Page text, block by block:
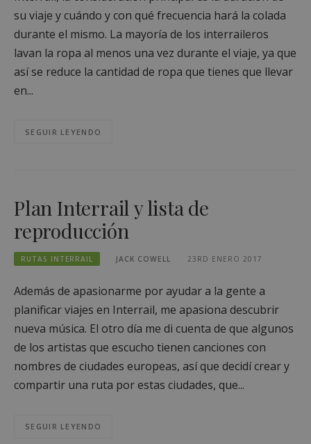
su viaje y cuándo y con qué frecuencia hará la colada
durante el mismo. La mayoría de los interraileros
lavan la ropa al menos una vez durante el viaje, ya que
así se reduce la cantidad de ropa que tienes que llevar
en...
SEGUIR LEYENDO
Plan Interrail y lista de
reproducción
RUTAS INTERRAIL JACK COWELL 23RD ENERO 2017
Además de apasionarme por ayudar a la gente a
planificar viajes en Interrail, me apasiona descubrir
nueva música. El otro día me di cuenta de que algunos
de los artistas que escucho tienen canciones con
nombres de ciudades europeas, así que decidí crear y
compartir una ruta por estas ciudades, que...
SEGUIR LEYENDO